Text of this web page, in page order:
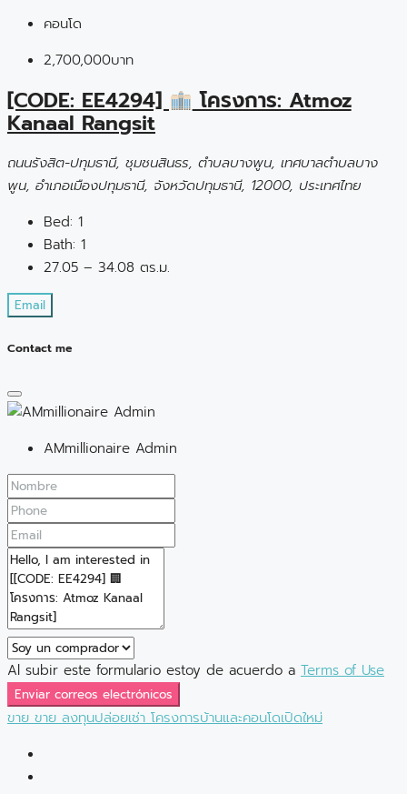
คอนโด
2,700,000บาท
[CODE: EE4294] โครงการ: Atmoz
Kanaal Rangsit
ถนนรังสิต-ปทุมธานี, ชุมชนสินธร, ตำบลบางพูน, เทศบาลตำบลบาง
พูน, อำเภอเมืองปทุมธานี, จังหวัดปทุมธานี, 12000, ประเทศไทย
Bed: 1
Bath: 1
27.05 – 34.08 ตร.ม.
Email
Contact me
AMmillionaire Admin
Al subir este formulario estoy de acuerdo a Terms of Use
Enviar correos electrónicos
ขาย ขาย ลงทุนปล่อยเช่า โครงการบ้านและคอนโดเปิดใหม่